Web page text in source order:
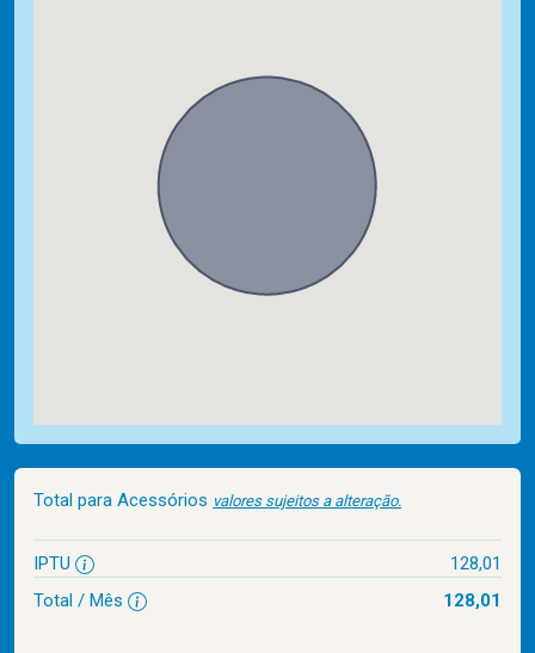
Total para Acessórios valores sujeitos a alteração.
IPTU
128,01
Total / Mês
128,01